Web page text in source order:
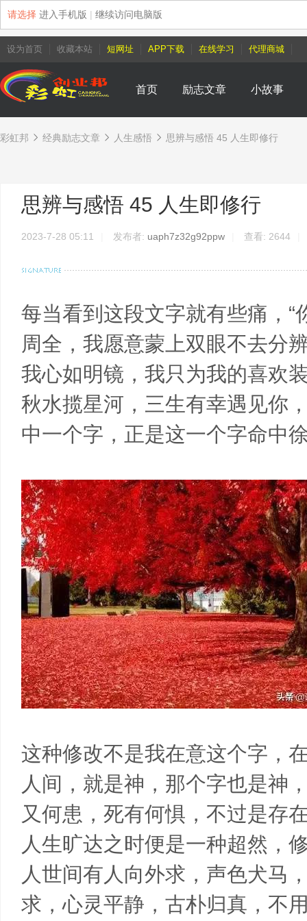
请选择 进入手机版 | 继续访问电脑版
设为首页 收藏本站 短网址 APP下载 在线学习 代理商城
首页 励志文章 小故事
彩虹邦
›
经典励志文章
›
人生感悟 思辨与感悟 45 人生即修行
思辨与感悟 45 人生即修行
2023-7-28 05:11 发布者: uaph7z32g92ppw 查看: 2644
每当看到这段文字就有些痛，
周全，我愿意蒙上双眼不去分
我心如明镜，我只为我的喜欢
秋水揽星河，三生有幸遇见你
中一个字，正是这一个字命中
这种修改不是我在意这个字，
人间，就是神，那个字也是神
又何患，死有何惧，不过是存
人生旷达之时便是一种超然，
人世间有人向外求，声色犬马
求，心灵平静，古朴归真，不